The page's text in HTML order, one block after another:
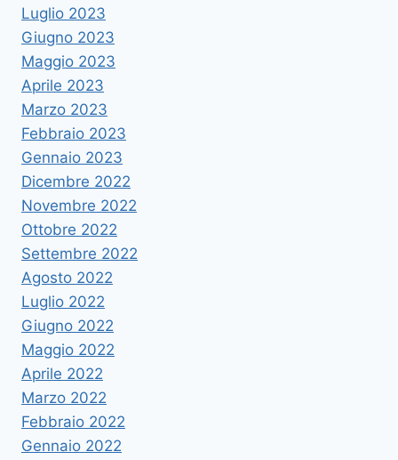
Luglio 2023
Giugno 2023
Maggio 2023
Aprile 2023
Marzo 2023
Febbraio 2023
Gennaio 2023
Dicembre 2022
Novembre 2022
Ottobre 2022
Settembre 2022
Agosto 2022
Luglio 2022
Giugno 2022
Maggio 2022
Aprile 2022
Marzo 2022
Febbraio 2022
Gennaio 2022